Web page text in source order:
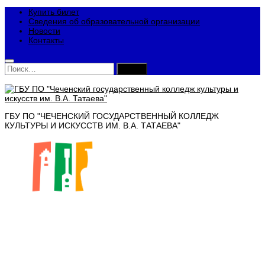
Купить билет
Сведения об образовательной организации
Новости
Контакты
Найти:
ГБУ ПО "ЧЕЧЕНСКИЙ ГОСУДАРСТВЕННЫЙ КОЛЛЕДЖ
КУЛЬТУРЫ И ИСКУССТВ ИМ. В.А. ТАТАЕВА"